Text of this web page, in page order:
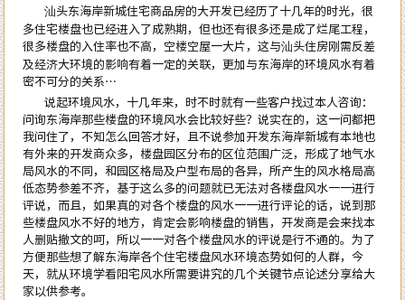
汕头东海岸新城住宅商品房的大开发已经历了十几年的时光，很
多住宅楼盘也已经进入了成熟期，但也还有很多还是成了烂尾工程，
很多楼盘的入住率也不高，空楼空屋一大片，这与汕头住房刚需反差
及经济大环境的影响有着一定的关联，更加与东海岸的环境风水有着
密不可分的关系…
说起环境风水，十几年来，时不时就有一些客户找过本人咨询：
问询东海岸那些楼盘的环境风水会比较好些？说实在的，这一问都把
我问住了，不知怎么回答才好，且不说参加开发东海岸新城有本地也
有外来的开发商众多，楼盘园区分布的区位范围广泛，形成了地气水
局风水的不同，和园区格局及户型布局的各异，所产生的风水格局高
低态势参差不齐，基于这么多的问题就已无法对各楼盘风水一一进行
评说，而且，如果真的对各个楼盘的风水一一进行评论的话，说到那
些楼盘风水不好的地方，肯定会影响楼盘的销售，开发商是会来找本
人删贴撤文的呵，所以一一对各个楼盘风水的评说是行不通的。为了
方便那些想了解东海岸各个住宅楼盘风水环境态势如何的人群，今
天，就从环境学看阳宅风水所需要讲究的几个关键节点论述分享给大
家以供参考。